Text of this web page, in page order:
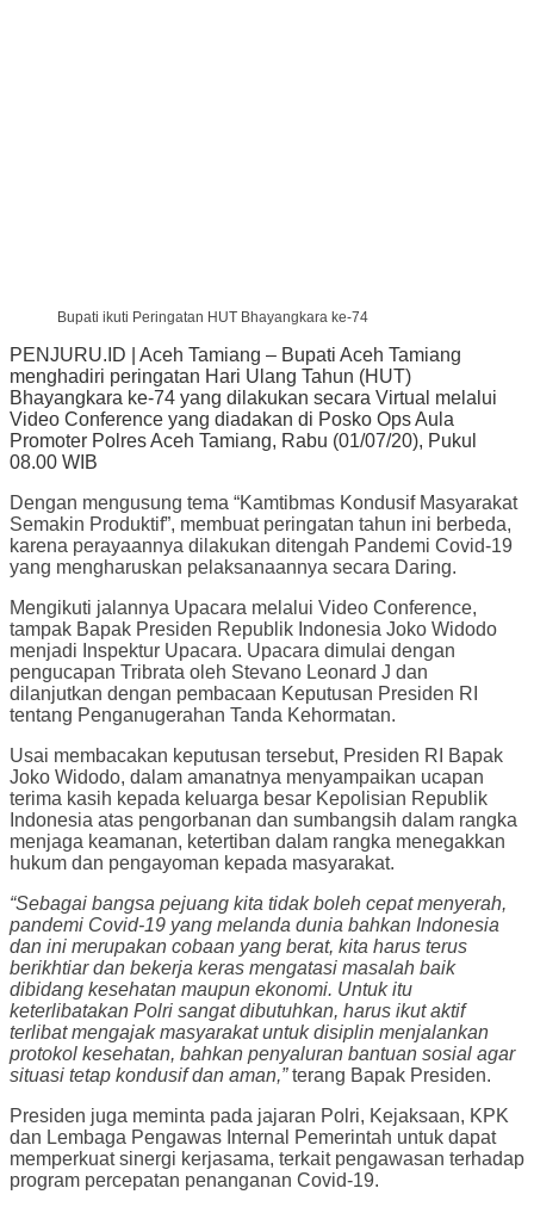
Bupati ikuti Peringatan HUT Bhayangkara ke-74
PENJURU.ID | Aceh Tamiang – Bupati Aceh Tamiang
menghadiri peringatan Hari Ulang Tahun (HUT)
Bhayangkara ke-74 yang dilakukan secara Virtual melalui
Video Conference yang diadakan di Posko Ops Aula
Promoter Polres Aceh Tamiang, Rabu (01/07/20), Pukul
08.00 WIB
Dengan mengusung tema “Kamtibmas Kondusif Masyarakat
Semakin Produktif”, membuat peringatan tahun ini berbeda,
karena perayaannya dilakukan ditengah Pandemi Covid-19
yang mengharuskan pelaksanaannya secara Daring.
Mengikuti jalannya Upacara melalui Video Conference,
tampak Bapak Presiden Republik Indonesia Joko Widodo
menjadi Inspektur Upacara. Upacara dimulai dengan
pengucapan Tribrata oleh Stevano Leonard J dan
dilanjutkan dengan pembacaan Keputusan Presiden RI
tentang Penganugerahan Tanda Kehormatan.
Usai membacakan keputusan tersebut, Presiden RI Bapak
Joko Widodo, dalam amanatnya menyampaikan ucapan
terima kasih kepada keluarga besar Kepolisian Republik
Indonesia atas pengorbanan dan sumbangsih dalam rangka
menjaga keamanan, ketertiban dalam rangka menegakkan
hukum dan pengayoman kepada masyarakat.
“Sebagai bangsa pejuang kita tidak boleh cepat menyerah,
pandemi Covid-19 yang melanda dunia bahkan Indonesia
dan ini merupakan cobaan yang berat, kita harus terus
berikhtiar dan bekerja keras mengatasi masalah baik
dibidang kesehatan maupun ekonomi. Untuk itu
keterlibatakan Polri sangat dibutuhkan, harus ikut aktif
terlibat mengajak masyarakat untuk disiplin menjalankan
protokol kesehatan, bahkan penyaluran bantuan sosial agar
situasi tetap kondusif dan aman,”terang Bapak Presiden.
Presiden juga meminta pada jajaran Polri, Kejaksaan, KPK
dan Lembaga Pengawas Internal Pemerintah untuk dapat
memperkuat sinergi kerjasama, terkait pengawasan terhadap
program percepatan penanganan Covid-19.